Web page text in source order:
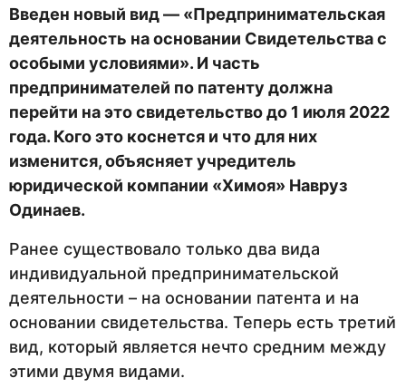
Введен новый вид — «Предпринимательская
деятельность на основании Свидетельства с
особыми условиями». И часть
предпринимателей по патенту должна
перейти на это свидетельство до 1 июля 2022
года. Кого это коснется и что для них
изменится,объясняет учредитель
юридической компании «Химоя» Навруз
Одинаев.
Ранее существовало только два вида
индивидуальной предпринимательской
деятельности – на основании патента и на
основании свидетельства. Теперь есть третий
вид, который является нечто средним между
этими двумя видами.